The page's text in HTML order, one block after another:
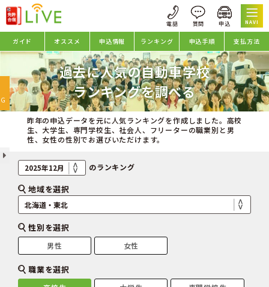
NAVI
ガイド オススメ 申込情報 ランキング 申込手順 支払方法
過去に人気の自動車学校
ランキングを調べる
昨年の申込データを元に人気ランキングを作成しました。高校
生、大学生、専門学校生、社会人、フリーターの職業別と男
性、女性の性別でお選びいただけます。
のランキング
地域を選択
性別を選択
男性 女性
職業を選択